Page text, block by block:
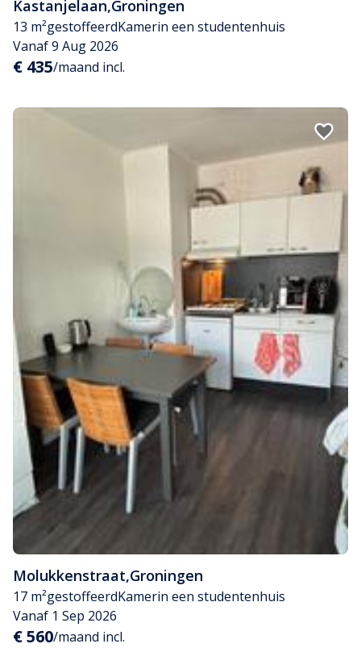
Kastanjelaan,Groningen
13 m²gestoffeerdKamerin een studentenhuis
Vanaf 9 Aug 2026
€ 435/maand incl.
Molukkenstraat,Groningen
17 m²gestoffeerdKamerin een studentenhuis
Vanaf 1 Sep 2026
€ 560/maand incl.